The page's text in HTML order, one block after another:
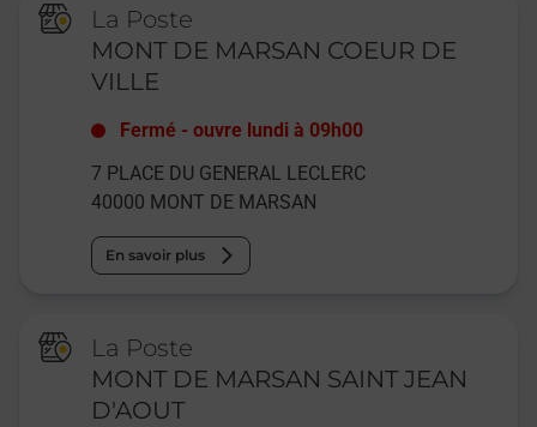
La Poste
MONT DE MARSAN COEUR DE
VILLE
Fermé -ouvre lundi à 09h00
7 PLACE DU GENERAL LECLERC
40000 MONT DE MARSAN
En savoir plus
La Poste
MONT DE MARSAN SAINT JEAN
D'AOUT